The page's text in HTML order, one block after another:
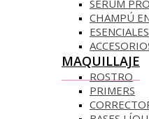
SERUM
CHAMPÚ
ESENCIALES
MAQUILLAJE
ROSTRO
PRIMERS